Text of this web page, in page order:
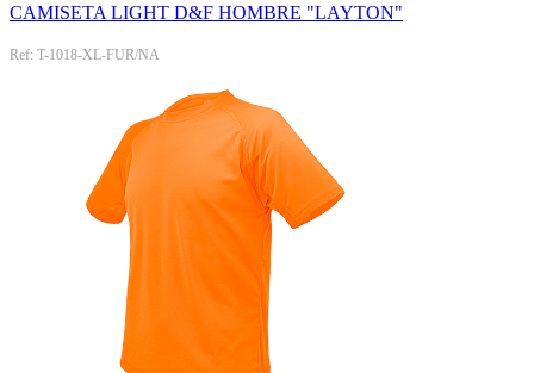
CAMISETA LIGHT D&F HOMBRE "LAYTON"
Ref: T-1018-XL-FUR/NA